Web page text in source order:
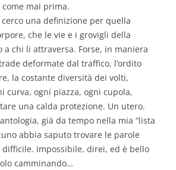
mai prima.
cerco una definizione per quella
che le vie e i grovigli della
a chi li attraversa. Forse, in maniera
deformate dal traffico, l’ordito
la costante diversità dei volti,
curva, ogni piazza, ogni cupola,
una calda protezione. Un utero.
già da tempo nella mia “lista
abbia saputo trovare le parole
difficile. Impossibile, direi, ed è bello
camminando…